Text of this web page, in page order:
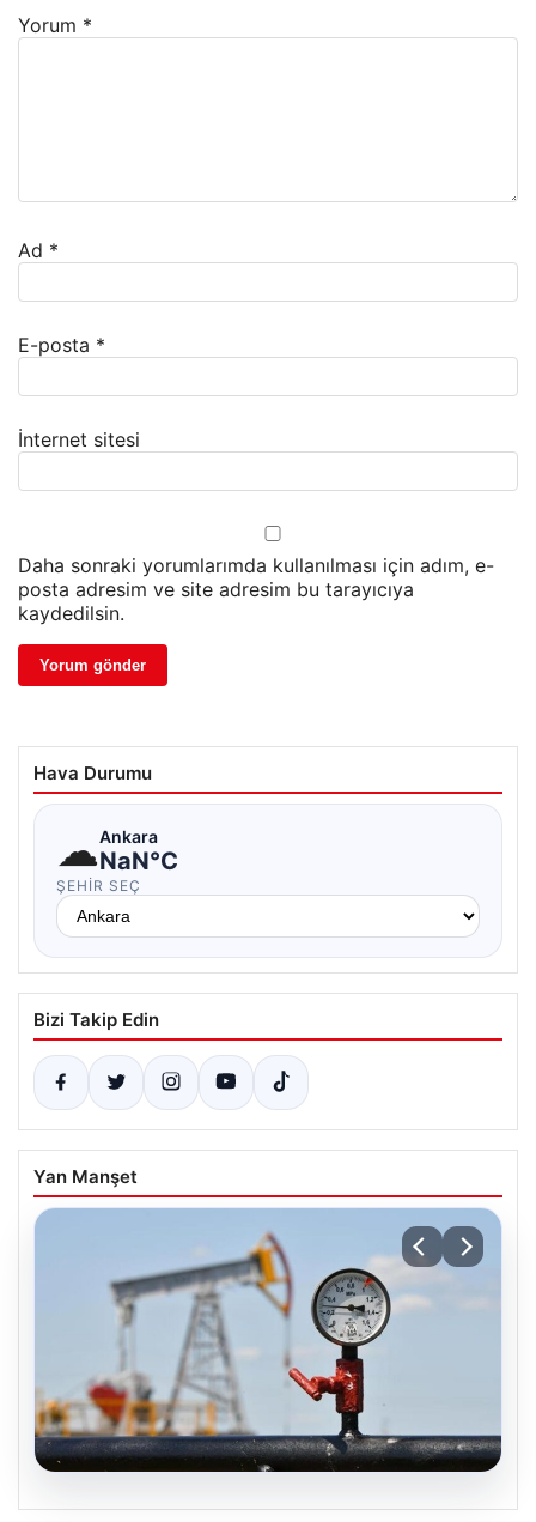
Yorum *
Ad *
E-posta *
İnternet sitesi
Daha sonraki yorumlarımda kullanılması için adım, e-
posta adresim ve site adresim bu tarayıcıya
kaydedilsin.
Hava Durumu
☁Ankara
NaN°C
ŞEHIR SEÇ
Bizi Takip Edin
Yan Manşet